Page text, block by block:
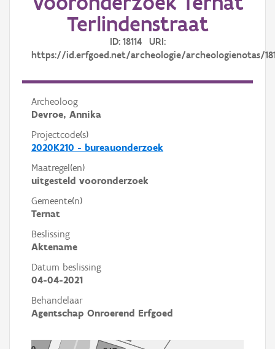
Aanmelden
Terlindenstraat
ID: 18114 URI:
https://id.erfgoed.net/archeologie/archeologienotas/
Archeoloog
Devroe, Annika
Projectcode(s)
2020K210 - bureauonderzoek
Maatregel(en)
uitgesteld vooronderzoek
Gemeente(n)
Ternat
Beslissing
Aktename
Datum beslissing
04-04-2021
Behandelaar
Agentschap Onroerend Erfgoed